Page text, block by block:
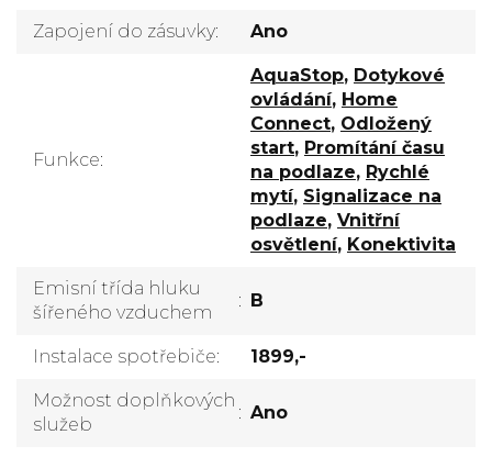
Zapojení do zásuvky: Ano
Funkce:
AquaStop, Dotykové
ovládání, Home
Connect, Odložený
start, Promítání času
na podlaze, Rychlé
mytí, Signalizace na
podlaze, Vnitřní
osvětlení, Konektivita
Emisní třída hluku
šířeného vzduchem
: B
Instalace spotřebiče: 1899,-
Možnost doplňkových
služeb
: Ano